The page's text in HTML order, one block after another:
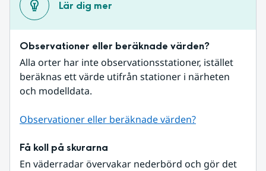
Lär dig mer
Observationer eller beräknade värden?
Alla orter har inte observationsstationer, istället
beräknas ett värde utifrån stationer i närheten
och modelldata.
Observationer eller beräknade värden?
Få koll på skurarna
En väderradar övervakar nederbörd och gör det